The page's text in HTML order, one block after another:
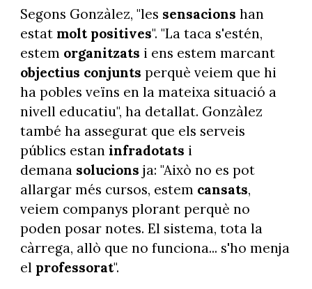
Segons Gonzàlez, "les sensacions han
estat molt positives". "La taca s'estén,
estem organitzats i ens estem marcant
objectius conjunts perquè veiem que hi
ha pobles veïns en la mateixa situació a
nivell educatiu", ha detallat. Gonzàlez
també ha assegurat que els serveis
públics estan infradotats i
demana solucions ja: "Això no es pot
allargar més cursos, estem cansats,
veiem companys plorant perquè no
poden posar notes. El sistema, tota la
càrrega, allò que no funciona... s'ho menja
el professorat".